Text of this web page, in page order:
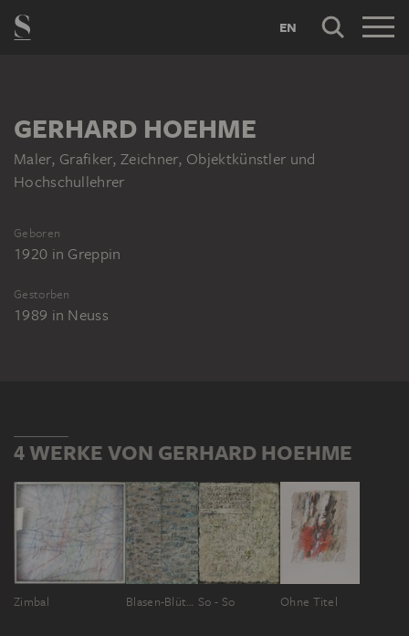
EN
GERHARD HOEHME
Maler, Grafiker, Zeichner, Objektkünstler und
Hochschullehrer
Geboren
1920 in Greppin
Gestorben
1989 in Neuss
4 WERKE VON GERHARD HOEHME
Zimbal Blasen-Blüten-Basen So - So Ohne Titel